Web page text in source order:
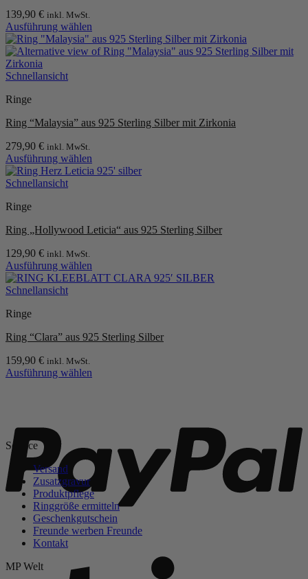
Optionen
können
auf
der
Produktseite
gewählt
139,90 € inkl. MwSt.
Ausführung wählen
Dieses
Produkt
weist
mehrere
auf.
Optionen
auf
der
Produktseite
gewählt
Schnellansicht
Ringe
Ring “Malaysia” aus 925 Sterling Silber mit Zirkonia
279,90 € inkl. MwSt.
Ausführung wählen
Dieses
Produkt
mehrere
auf.
Optionen
können
auf
der
gewählt
werden
Schnellansicht
Ringe
Ring „Hollywood Leticia“ aus 925 Sterling Silber
129,90 € inkl. MwSt.
Ausführung wählen
Dieses
Produkt
mehrere
auf.
Optionen
können
gewählt
werden
Schnellansicht
Ringe
Ring “Clara” aus 925 Sterling Silber
159,90 € inkl. MwSt.
Ausführung wählen
Varianten
auf.
Die
Optionen
können
auf
Produktseite
gewählt
werden
Service
Versand
Zusatzgravur
Produktpflege
Ringgröße ermitteln
Geschenkgutschein
Freunde werben Freunde
Kontakt
MP Welt